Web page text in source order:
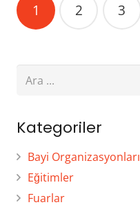
dolaşımı
1 2 3
Kategoriler
Bayi Organizasyonları
Eğitimler
Fuarlar